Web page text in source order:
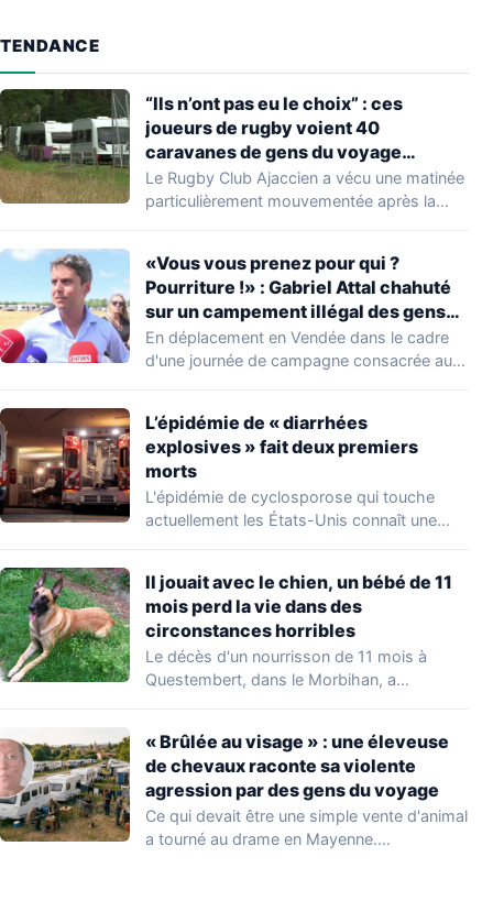
TENDANCE
“Ils n’ont pas eu le choix” : ces
joueurs de rugby voient 40
caravanes de gens du voyage
s’installer dans leur stade, ils les
délogent en moins d’1 heure
Le Rugby Club Ajaccien a vécu une matinée
particulièrement mouvementée après la
«Vous vous prenez pour qui ?
Pourriture !» : Gabriel Attal chahuté
sur un campement illégal des gens
du voyage
En déplacement en Vendée dans le cadre
d'une journée de campagne consacrée aux
L’épidémie de « diarrhées
explosives » fait deux premiers
morts
L'épidémie de cyclosporose qui touche
actuellement les États-Unis connaît une
Il jouait avec le chien, un bébé de 11
mois perd la vie dans des
circonstances horribles
Le décès d'un nourrisson de 11 mois à
Questembert, dans le Morbihan, a
« Brûlée au visage » : une éleveuse
de chevaux raconte sa violente
agression par des gens du voyage
Ce qui devait être une simple vente d'animal
a tourné au drame en Mayenne.…